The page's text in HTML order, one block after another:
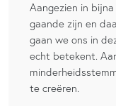
Aangezien in
gaande zijn en
gaan we ons in
echt betekent.
te creëren.